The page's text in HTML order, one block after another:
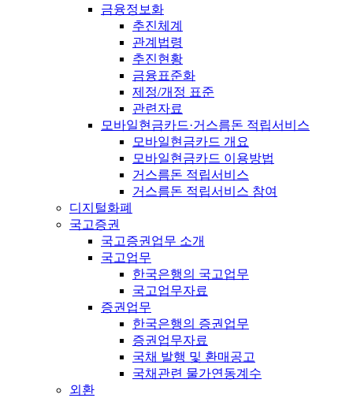
금융정보화
추진체계
관계법령
추진현황
금융표준화
제정/개정 표준
관련자료
모바일현금카드·거스름돈 적립서비스
모바일현금카드 개요
모바일현금카드 이용방법
거스름돈 적립서비스
거스름돈 적립서비스 참여
디지털화폐
국고증권
국고증권업무 소개
국고업무
한국은행의 국고업무
국고업무자료
증권업무
한국은행의 증권업무
증권업무자료
국채 발행 및 환매공고
국채관련 물가연동계수
외환